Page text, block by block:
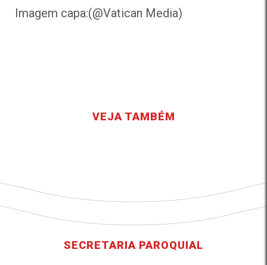
Imagem capa:(@Vatican Media)
VEJA TAMBÉM
SECRETARIA PAROQUIAL